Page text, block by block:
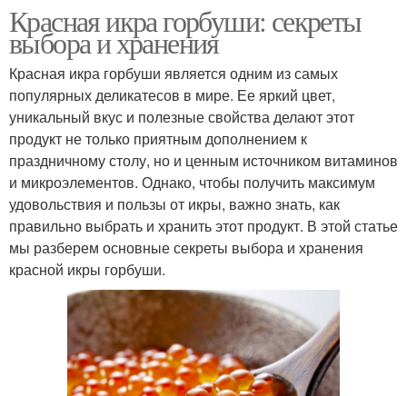
Красная икра горбуши: секреты
выбора и хранения
Красная икра горбуши является одним из самых
популярных деликатесов в мире. Ее яркий цвет,
уникальный вкус и полезные свойства делают этот
продукт не только приятным дополнением к
праздничному столу, но и ценным источником витаминов
и микроэлементов. Однако, чтобы получить максимум
удовольствия и пользы от икры, важно знать, как
правильно выбрать и хранить этот продукт. В этой статье
мы разберем основные секреты выбора и хранения
красной икры горбуши.